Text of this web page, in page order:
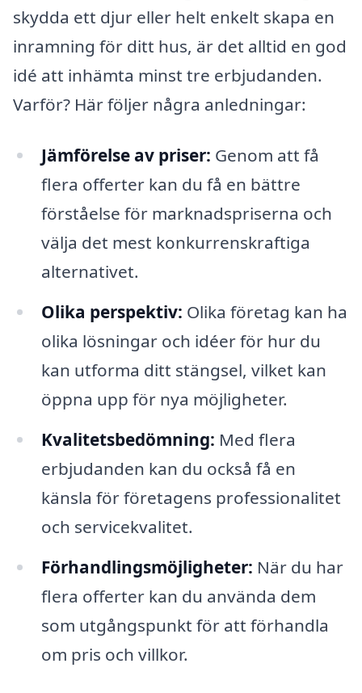
skydda ett djur eller helt enkelt skapa en
inramning för ditt hus, är det alltid en god
idé att inhämta minst tre erbjudanden.
Varför? Här följer några anledningar:
Jämförelse av priser: Genom att få
flera offerter kan du få en bättre
förståelse för marknadspriserna och
välja det mest konkurrenskraftiga
alternativet.
Olika perspektiv: Olika företag kan ha
olika lösningar och idéer för hur du
kan utforma ditt stängsel, vilket kan
öppna upp för nya möjligheter.
Kvalitetsbedömning: Med flera
erbjudanden kan du också få en
känsla för företagens professionalitet
och servicekvalitet.
Förhandlingsmöjligheter: När du har
flera offerter kan du använda dem
som utgångspunkt för att förhandla
om pris och villkor.